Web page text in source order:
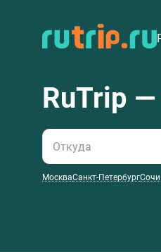
RuTrip
МоскваСанкт-ПетербургСочи